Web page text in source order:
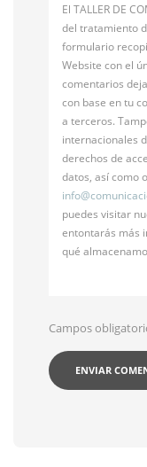
El TALLER DE
del tratamiento
formulario
Website con el
comentarios
con base en tu
a terceros.
internacionales
derechos de
datos, así como
info@
puedes visitar
entontarás más
qué
Campos